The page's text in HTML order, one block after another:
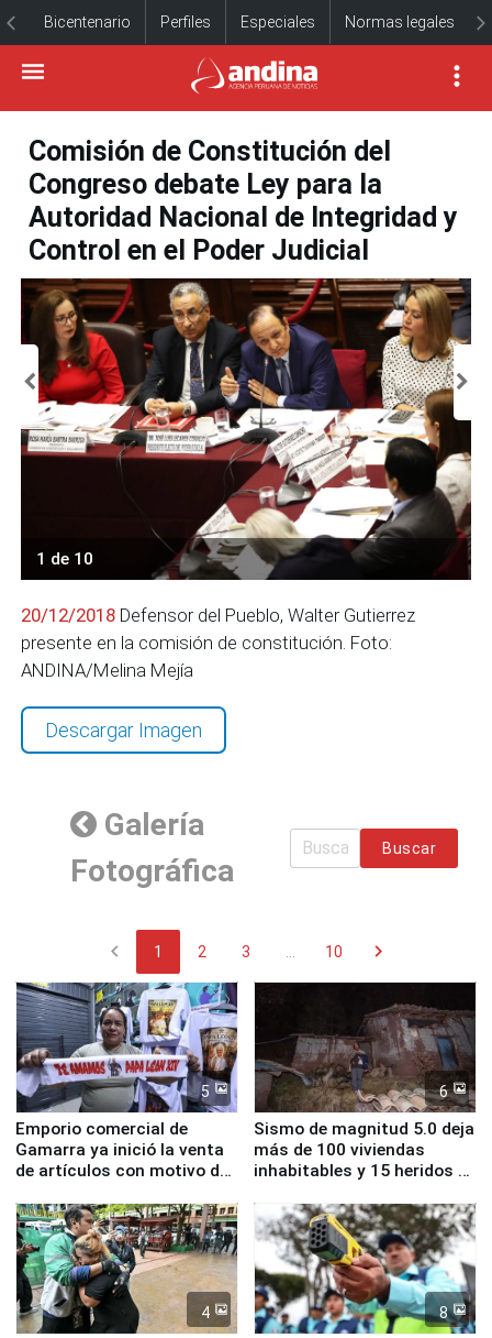
Bicentenario Perfiles Especiales Normas legales
Comisión de Constitución del
Congreso debate Ley para la
Autoridad Nacional de Integridad y
Control en el Poder Judicial
1 de 10
20/12/2018 Defensor del Pueblo, Walter Gutierrez
presente en la comisión de constitución. Foto:
ANDINA/Melina Mejía
Descargar Imagen
Galería
Fotográfica
Buscar
chevron_left 1 2 3 10 chevron_right
5
Emporio comercial de
Gamarra ya inició la venta
de artículos con motivo de
6
Sismo de magnitud 5.0 deja
más de 100 viviendas
inhabitables y 15 heridos en
4 8